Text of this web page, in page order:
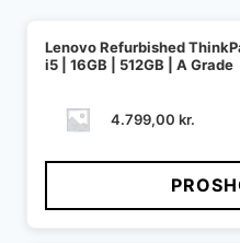
Lenovo Refurbished
i5 | 16GB | 512GB | A Grade
4.799,00 kr.